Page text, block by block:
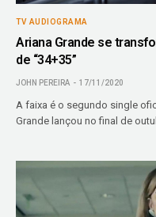
TV AUDIOGRAMA
Ariana Grande se
de “34+35”
JOHN PEREIRA 17/11/2020
A faixa é o segundo single
Grande lançou no final de